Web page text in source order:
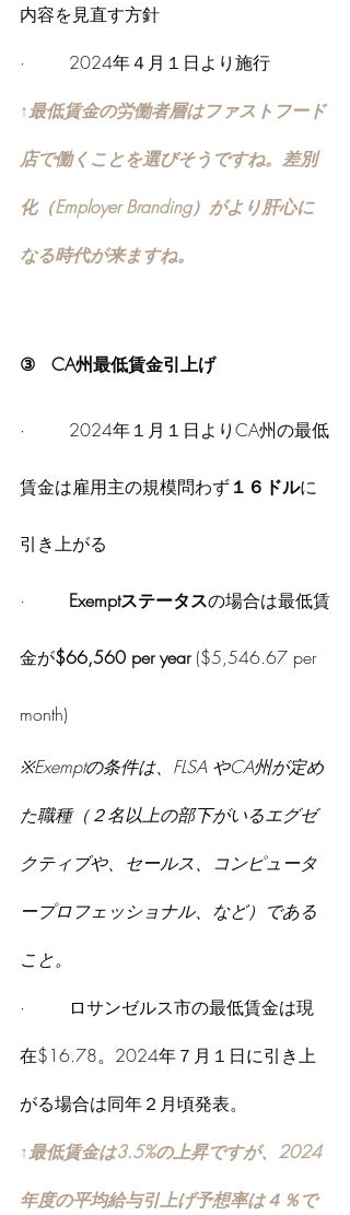
内容を見直す方針
·        2024年４月１日より施行
↑最低賃金の労働者層はファストフード
店で働くことを選びそうですね。差別
化（Employer Branding）がより肝心に
なる時代が来ますね。
③   CA州最低賃金引上げ
·        2024年１月１日よりCA州の最低
賃金は雇用主の規模問わず１６ドルに
引き上がる
· Exemptステータスの場合は最低賃
金が$66,560 per year ($5,546.67 per
month)
※Exemptの条件は、FLSA やCA州が定め
た職種（２名以上の部下がいるエグゼ
クティブや、セールス、コンピュータ
ープロフェッショナル、など）である
こと。
·        ロサンゼルス市の最低賃金は現
在$16.78。2024年７月１日に引き上
がる場合は同年２月頃発表。
↑最低賃金は3.5%の上昇ですが、2024
年度の平均給与引上げ予想率は４％で